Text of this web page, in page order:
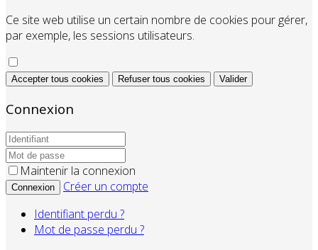
Ce site web utilise un certain nombre de cookies pour gérer,
par exemple, les sessions utilisateurs.
Accepter tous cookies Refuser tous cookies Valider
Connexion
Maintenir la connexion
Connexion
Créer un compte
Identifiant perdu ?
Mot de passe perdu ?